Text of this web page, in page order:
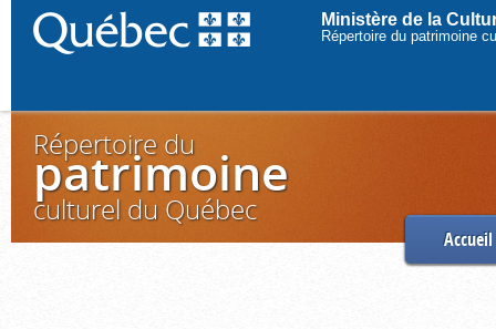
Ministère de la
Répertoire du patrimoine
Répertoire du
patrimoine
culturel du Québec
Accueil